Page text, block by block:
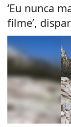
‘Eu nunca
filme’,